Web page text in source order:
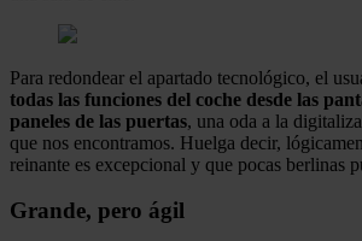
Para redondear el apartado tecnológico, el
todas las funciones del coche desde las
paneles de las puertas, una oda a la
que nos encontramos. Huelga decir,
reinante es excepcional y que pocas berlinas
Grande, pero ágil